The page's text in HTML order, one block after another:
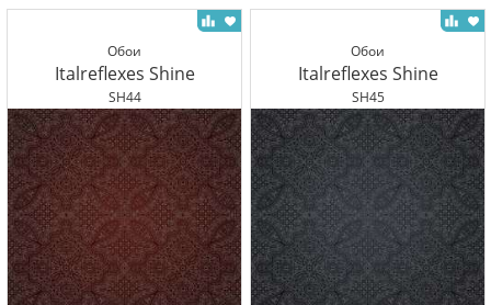
Обои
Italreflexes Shine
SH44
Обои
Italreflexes Shine
SH45